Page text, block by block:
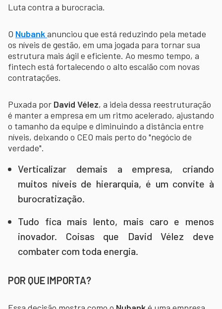
Luta contra a burocracia.
O Nubankanunciou que está reduzindo pela metade
os níveis de gestão, em uma jogada para tornar sua
estrutura mais ágil e eficiente. Ao mesmo tempo, a
fintech está fortalecendo o alto escalão com novas
contratações.
Puxada por David Vélez, a ideia dessa reestruturação
é manter a empresa em um ritmo acelerado, ajustando
o tamanho da equipe e diminuindo a distância entre
níveis, deixando o CEO mais perto do "negócio de
verdade".
Verticalizar demais a empresa, criando
muitos níveis de hierarquia, é um convite à
burocratização.
Tudo fica mais lento, mais caro e menos
inovador. Coisas que David Vélez deve
combater com toda energia.
POR QUE IMPORTA?